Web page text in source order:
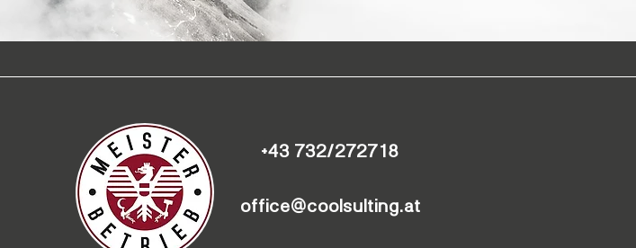
+43 732/272718
office@coolsulting.at